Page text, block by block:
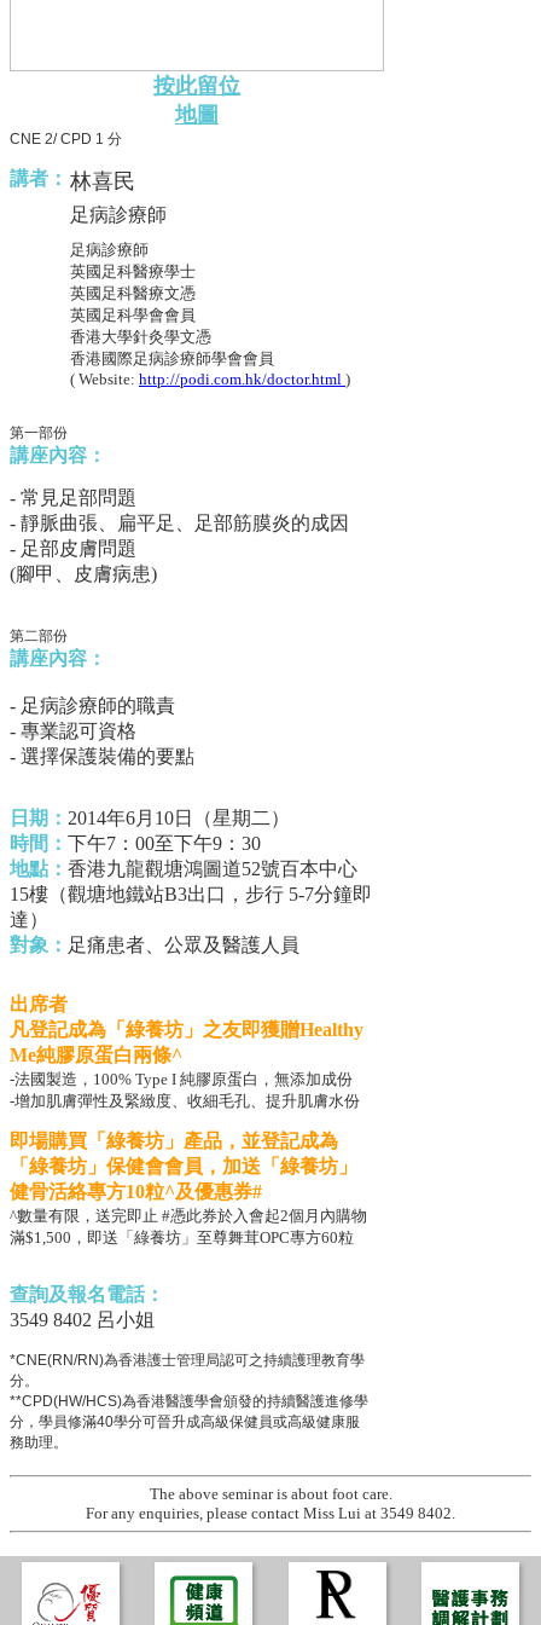
按此留位
地圖
CNE 2/ CPD 1 分
講者： 林喜民
足病診療師
足病診療師
英國足科醫療學士
英國足科醫療文憑
英國足科學會會員
香港大學針灸學文憑
香港國際足病診療師學會會員
( Website: http://podi.com.hk/doctor.html )
第一部份
講座內容：
- 常見足部問題
- 靜脈曲張、扁平足、足部筋膜炎的成因
- 足部皮膚問題
(腳甲、皮膚病患)
第二部份
講座內容：
- 足病診療師的職責
- 專業認可資格
- 選擇保護裝備的要點
日期： 2014年6月10日（星期二）
時間： 下午7：00至下午9：30
地點： 香港九龍觀塘鴻圖道52號百本中心
15樓（觀塘地鐵站B3出口，步行 5-7分鐘即
達）
對象： 足痛患者、公眾及醫護人員
出席者
凡登記成為「綠養坊」之友即獲贈Healthy
Me純膠原蛋白兩條^
-法國製造，100% Type I 純膠原蛋白，無添加成份
-增加肌膚彈性及緊緻度、收細毛孔、提升肌膚水份
即場購買「綠養坊」產品，並登記成為
「綠養坊」保健會會員，加送「綠養坊」
健骨活絡專方10粒^及優惠券#
^數量有限，送完即止 #憑此券於入會起2個月內購物
滿$1,500，即送「綠養坊」至尊舞茸OPC專方60粒
查詢及報名電話：
3549 8402 呂小姐
*CNE(RN/RN)為香港護士管理局認可之持續護理教育學
分。
**CPD(HW/HCS)為香港醫護學會頒發的持續醫護進修學
分，學員修滿40學分可晉升成高級保健員或高級健康服
務助理。
The above seminar is about foot care.
For any enquiries, please contact Miss Lui at 3549 8402.